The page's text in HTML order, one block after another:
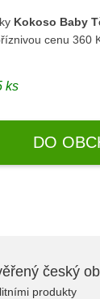
Kokoso Baby
cenu 360
ks
DO
český
produkty